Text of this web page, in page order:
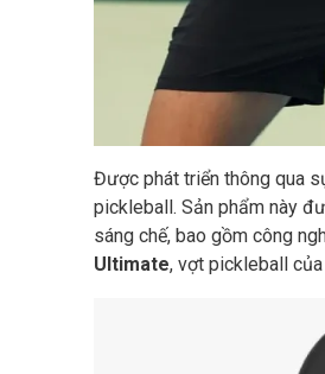
Được phát triển thông qua
pickleball. Sản phẩm này
sáng chế, bao gồm công
Ultimate, vợt pickleball